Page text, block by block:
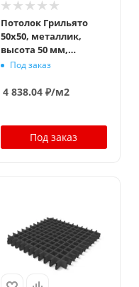
Потолок Грильято
50x50, металлик,
высота 50 мм,
ширина 10 мм
Под заказ
4 838.04₽/м2
Под заказ